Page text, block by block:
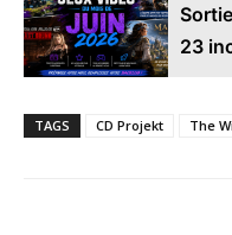
23
TAGS CD Projekt The